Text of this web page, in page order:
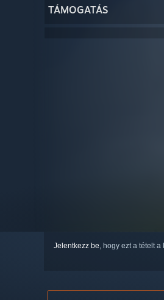
TÁMOGATÁS
Jelentkezz be, hogy ezt a tételt